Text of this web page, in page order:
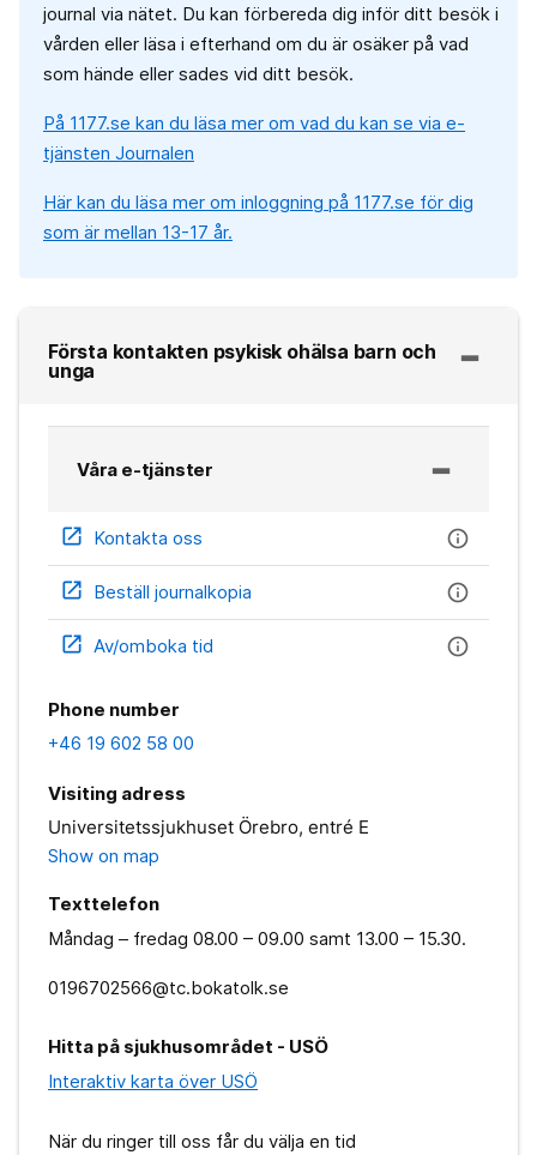
journal via nätet. Du kan förbereda dig inför ditt besök i
vården eller läsa i efterhand om du är osäker på vad
som hände eller sades vid ditt besök.
På 1177.se kan du läsa mer om vad du kan se via e-
tjänsten Journalen
Här kan du läsa mer om inloggning på 1177.se för dig
som är mellan 13-17 år.
Första kontakten psykisk ohälsa barn och
unga
Våra e-tjänster
open_in_new Kontakta oss info
open_in_new Beställ journalkopia info
open_in_new Av/omboka tid info
Phone number
+46 19 602 58 00
Visiting adress
Universitetssjukhuset Örebro, entré E
Show on map
Texttelefon
Måndag – fredag 08.00 – 09.00 samt 13.00 – 15.30.
0196702566@tc.bokatolk.se
Hitta på sjukhusområdet - USÖ
Interaktiv karta över USÖ
När du ringer till oss får du välja en tid